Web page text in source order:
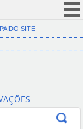
(COVID-19)
Canais
DO SITE